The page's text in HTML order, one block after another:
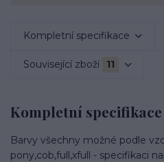
Kompletní specifikace
Související zboží 11
Kompletní specifikace
Barvy všechny možné podle
pony,cob,full,xfull - specifikaci